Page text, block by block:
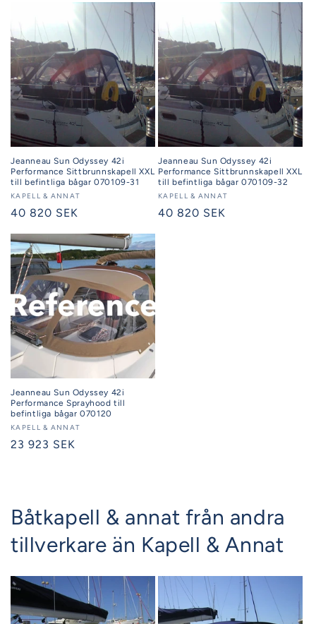
Jeanneau Sun Odyssey 42i
Performance Sittbrunnskapell XXL
till befintliga bågar 070109-31
Säljare:
KAPELL & ANNAT
Ordinarie
40 820 SEK
Jeanneau Sun Odyssey 42i
Performance Sittbrunnskapell XXL
till befintliga bågar 070109-32
Säljare:
KAPELL & ANNAT
Ordinarie
40 820 SEK
Jeanneau Sun Odyssey 42i
Performance Sprayhood till
befintliga bågar 070120
Säljare:
KAPELL & ANNAT
Ordinarie
23 923 SEK
Båtkapell & annat från andra
tillverkare än Kapell & Annat